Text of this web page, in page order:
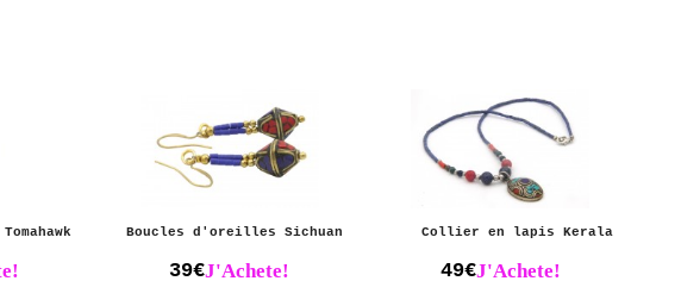
Boucles d'oreilles Sichuan
39€J'Achete!
Collier en lapis Kerala
49€J'Achete!